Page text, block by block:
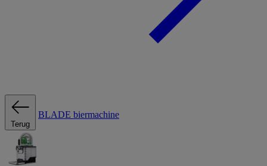
Terug
BLADE biermachine